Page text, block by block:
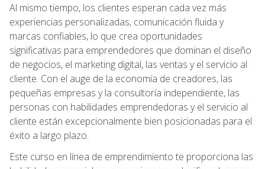
Al mismo tiempo, los clientes esperan cada vez más
experiencias personalizadas, comunicación fluida y
marcas confiables, lo que crea oportunidades
significativas para emprendedores que dominan el diseño
de negocios, el marketing digital, las ventas y el servicio al
cliente. Con el auge de la economía de creadores, las
pequeñas empresas y la consultoría independiente, las
personas con habilidades emprendedoras y el servicio al
cliente están excepcionalmente bien posicionadas para el
éxito a largo plazo.
Este curso en línea de emprendimiento te proporciona las